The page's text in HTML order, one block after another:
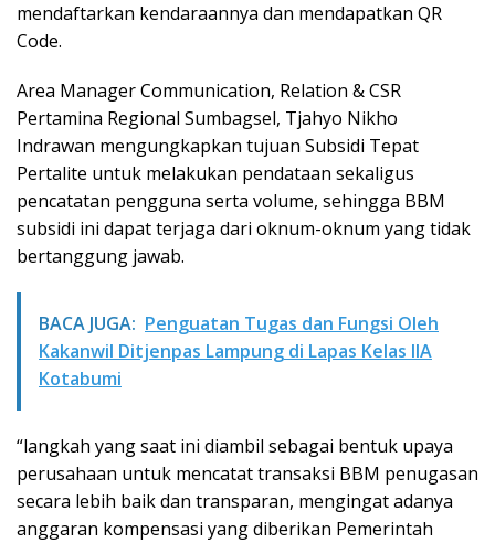
mendaftarkan kendaraannya dan mendapatkan QR
Code.
Area Manager Communication, Relation & CSR
Pertamina Regional Sumbagsel, Tjahyo Nikho
Indrawan mengungkapkan tujuan Subsidi Tepat
Pertalite untuk melakukan pendataan sekaligus
pencatatan pengguna serta volume, sehingga BBM
subsidi ini dapat terjaga dari oknum-oknum yang tidak
bertanggung jawab.
BACA JUGA: Penguatan Tugas dan Fungsi Oleh
Kakanwil Ditjenpas Lampung di Lapas Kelas IIA
Kotabumi
“langkah yang saat ini diambil sebagai bentuk upaya
perusahaan untuk mencatat transaksi BBM penugasan
secara lebih baik dan transparan, mengingat adanya
anggaran kompensasi yang diberikan Pemerintah